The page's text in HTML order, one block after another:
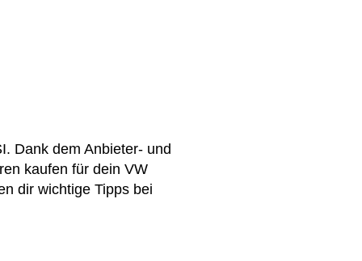
Dank dem Anbieter- und
kaufen für dein VW
dir wichtige Tipps bei